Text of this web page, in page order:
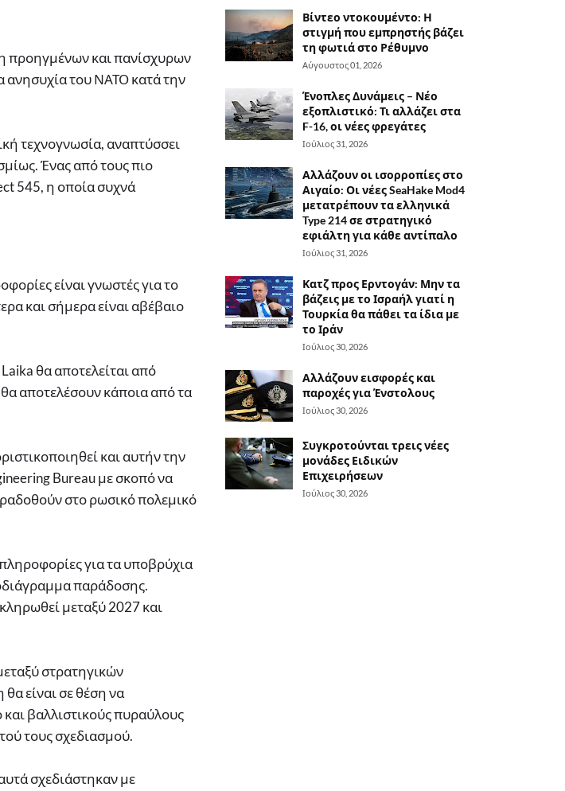
προηγμένων και πανίσχυρων
ανησυχία του ΝΑΤΟ κατά την
τεχνογνωσία, αναπτύσσει
Ένας από τους πιο
545, η οποία συχνά
είναι γνωστές για το
και σήμερα είναι αβέβαιο
θα αποτελείται από
αποτελέσουν κάποια από τα
και αυτήν την
Bureau με σκοπό να
στο ρωσικό πολεμικό
για τα υποβρύχια
παράδοσης.
μεταξύ 2027 και
στρατηγικών
είναι σε θέση να
βαλλιστικούς πυραύλους
τους σχεδιασμού.
σχεδιάστηκαν με
Βίντεο ντοκουμέντο: Η
στιγμή που εμπρηστής βάζει
τη φωτιά στο Ρέθυμνο
Αύγουστος 01, 2026
Ένοπλες Δυνάμεις – Νέο
εξοπλιστικό: Τι αλλάζει στα
F-16, οι νέες φρεγάτες
Ιούλιος 31, 2026
Αλλάζουν οι ισορροπίες στο
Αιγαίο: Οι νέες SeaHake Mod4
μετατρέπουν τα ελληνικά
Type 214 σε στρατηγικό
εφιάλτη για κάθε αντίπαλο
Ιούλιος 31, 2026
Κατζ προς Ερντογάν: Μην τα
βάζεις με το Ισραήλ γιατί η
Τουρκία θα πάθει τα ίδια με
το Ιράν
Ιούλιος 30, 2026
Αλλάζουν εισφορές και
παροχές για Ένστολους
Ιούλιος 30, 2026
Συγκροτούνται τρεις νέες
μονάδες Ειδικών
Επιχειρήσεων
Ιούλιος 30, 2026